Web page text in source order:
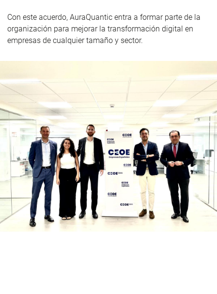
Con este acuerdo, AuraQuantic entra a formar parte de la
organización para mejorar la transformación digital en
empresas de cualquier tamaño y sector.